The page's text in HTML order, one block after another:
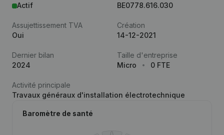
Actif
BE0778.616.030
Assujettissement TVA
Oui
Création
14-12-2021
Dernier bilan
2024
Taille d'entreprise
Micro
0 FTE
Activité principale
Travaux généraux d'installation électrotechnique
Baromètre de santé